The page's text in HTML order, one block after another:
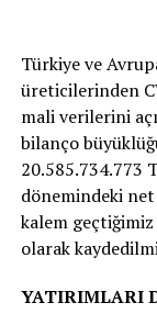
Türkiye ve
üreticilerinden
mali verilerini
bilanço
20.585.734.773
dönemindeki net
kalem geçtiğimiz
olarak
YATIRIMLARI